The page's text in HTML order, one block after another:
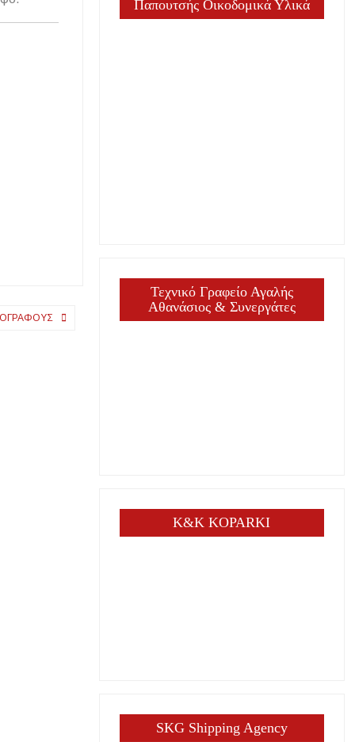
Παπουτσής Οικοδομικά Υλικά
Τεχνικό Γραφείο Αγαλής
Αθανάσιος & Συνεργάτες
K&K KOPARKI
SKG Shipping Agency